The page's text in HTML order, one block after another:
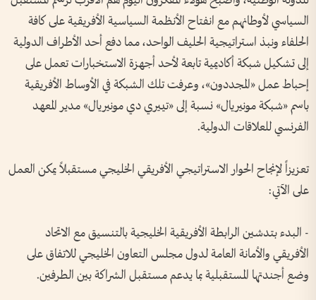
السياسي لأوطانهم مع انفتاح الأنظمة السياسية الأفريقية على كافة
الحلفاء ونبذ استراتيجية الحليف الواحد، مما دفع أحد الأطراف الدولية
إلى تشكيل شبكة أكاديمية تابعة لأحد أجهزة الاستخبارات تعمل على
إحباط عمل «المجددون»، وعرفت تلك الشبكة في الأوساط الأفريقية
باسم «شبكة مونيريال» نسبة إلى «تييري دي مونيريال» مدير المعهد
الفرنسي للعلاقات الدولية.
تعزيزاً لإنجاح الحوار الاستراتيجي الأفريقي الخليجي مستقبلاً يمكن العمل
على الآتي:
- البدء بتدشين الرابطة الأفريقية الخليجية بالتنسيق مع الاتحاد
الأفريقي والأمانة العامة لدول مجلس التعاون الخليجي للاتفاق على
وضع أجندتها المستقبلية بما يدعم مستقبل الشراكة بين الطرفين.